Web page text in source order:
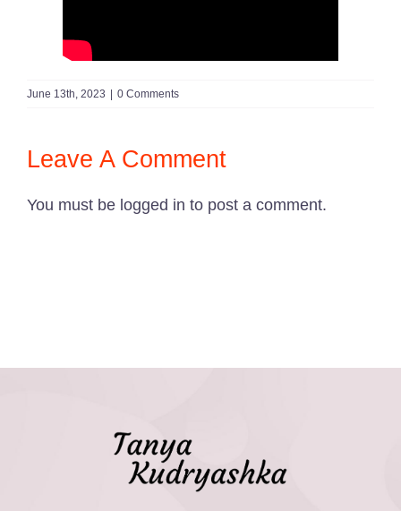
June 13th, 2023 | 0 Comments
Leave A Comment
You must be logged in to post a comment.